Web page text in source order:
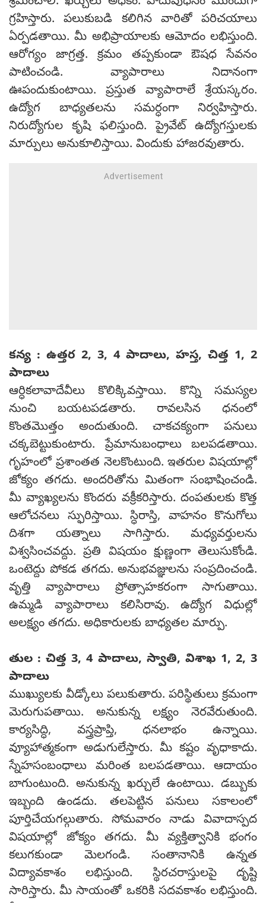
గ్రహిస్తారు. పలుకుబడి కలిగిన వారితో పరిచయాలు
ఏర్పడతాయి. మీ అభిప్రాయాలకు ఆమోదం లభిస్తుంది.
ఆరోగ్యం జాగ్రత్త. క్రమం తప్పకుండా ఔషధ సేవనం
పాటించండి. వ్యాపారాలు నిదానంగా
ఊపందుకుంటాయి. ప్రస్తుత వ్యాపారాలే శ్రేయస్కరం.
ఉద్యోగ బాధ్యతలను సమర్ధంగా నిర్వహిస్తారు.
నిరుద్యోగుల కృషి ఫలిస్తుంది. ప్రైవేట్ ఉద్యోగస్తులకు
మార్పులు అనుకూలిస్తాయి. విందుకు హాజరవుతారు.
కన్య : ఉత్తర 2, 3, 4 పాదాలు, హస్త, చిత్త 1, 2
పాదాలు
ఆర్ధికలావాదేవీలు కొలిక్కివస్తాయి. కొన్ని సమస్యల
నుంచి బయటపడతారు. రావలసిన ధనంలో
కొంతమొత్తం అందుతుంది. చాకచక్యంగా పనులు
చక్కబెట్టుకుంటారు. ప్రేమానుబంధాలు బలపడతాయి.
గృహంలో ప్రశాంతత నెలకొంటుంది. ఇతరుల విషయాల్లో
జోక్యం తగదు. అందరితోను మితంగా సంభాషించండి.
మీ వ్యాఖ్యలను కొందరు వక్రీకరిస్తారు. దంపతులకు కొత్త
ఆలోచనలు స్ఫురిస్తాయి. స్ధిరాస్తి, వాహనం కొనుగోలు
దిశగా యత్నాలు సాగిస్తారు. మధ్యవర్తులను
విశ్వసించవద్దు. ప్రతి విషయం క్షుణ్ణంగా తెలుసుకోండి.
ఒంటెద్దు పోకడ తగదు. అనుభవజ్ఞులను సంప్రదించండి.
వృత్తి వ్యాపారాలు ప్రోత్సాహకరంగా సాగుతాయి.
ఉమ్మడి వ్యాపారాలు కలిసిరావు. ఉద్యోగ విధుల్లో
అలక్ష్యం తగదు. అధికారులకు బాధ్యతల మార్పు.
తుల : చిత్త 3, 4 పాదాలు, స్వాతి, విశాఖ 1, 2, 3
పాదాలు
ముఖ్యులకు వీడ్కోలు పలుకుతారు. పరిస్థితులు క్రమంగా
మెరుగుపతాయి. అనుకున్న లక్ష్యం నెరవేరుతుంది.
కార్యసిద్ధి, వస్త్రప్రాప్తి, ధనలాభం ఉన్నాయి.
వ్యూహాత్మకంగా అడుగులేస్తారు. మీ కష్టం వృధాకాదు.
స్నేహసంబంధాలు మరింత బలపడతాయి. ఆదాయం
బాగుంటుంది. అనుకున్న ఖర్చులే ఉంటాయి. డబ్బుకు
ఇబ్బంది ఉండదు. తలపెట్టిన పనులు సకాలంలో
పూర్తిచేయగల్గుతారు. సోమవారం నాడు వివాదాస్పద
విషయాల్లో జోక్యం తగదు. మీ వ్యక్తిత్వానికి భంగం
కలుగకుండా మెలగండి. సంతానానికి ఉన్నత
విద్యావకాశం లభిస్తుంది. స్థిరచరాస్తులపై దృష్టి
సారిస్తారు. మీ సాయంతో ఒకరికి సదవకాశం లభిస్తుంది.